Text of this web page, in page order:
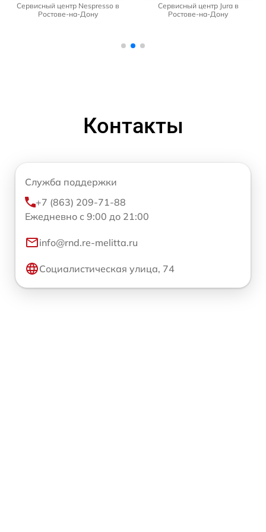
Сервисный центр Nespresso в
Ростове-на-Дону
Сервисный центр Jura в
Ростове-на-Дону
Контакты
Служба поддержки
+7 (863) 209-71-88
Ежедневно с 9:00 до 21:00
info@rnd.re-melitta.ru
Социалистическая улица, 74